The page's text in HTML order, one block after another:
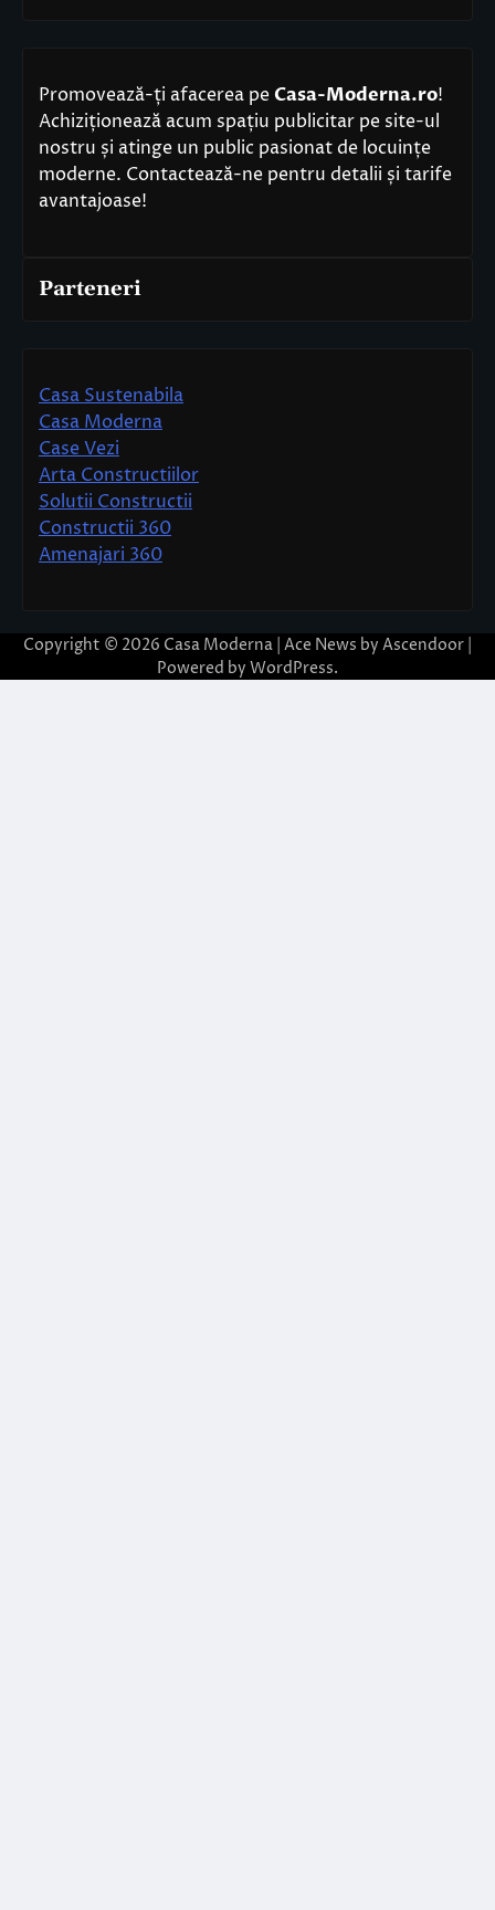
Promovează-ți afacerea pe Casa-Moderna.ro!
Achiziționează acum spațiu publicitar pe site-ul
nostru și atinge un public pasionat de locuințe
moderne. Contactează-ne pentru detalii și tarife
avantajoase!
Parteneri
Casa Sustenabila
Casa Moderna
Case Vezi
Arta Constructiilor
Solutii Constructii
Constructii 360
Amenajari 360
Copyright © 2026 Casa Moderna | Ace News by Ascendoor
Powered by WordPress.